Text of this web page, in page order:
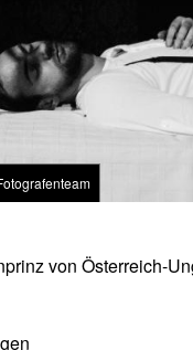
von Österreich-